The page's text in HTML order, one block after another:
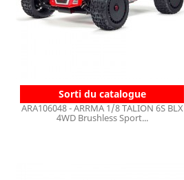
Sorti du catalogue
ARA106048 - ARRMA 1/8 TALION 6S BLX
4WD Brushless Sport...